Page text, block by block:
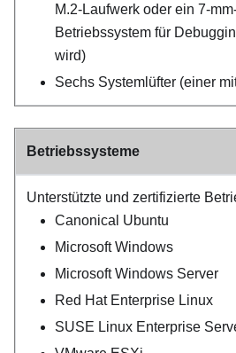
M.2-Laufwerk oder ein 7-
Betriebssystem für
wird)
Sechs Systemlüfter (einer
Betriebssysteme
Unterstützte und zertifizierte
Canonical Ubuntu
Microsoft Windows
Microsoft Windows Server
Red Hat Enterprise Linux
SUSE Linux Enterprise